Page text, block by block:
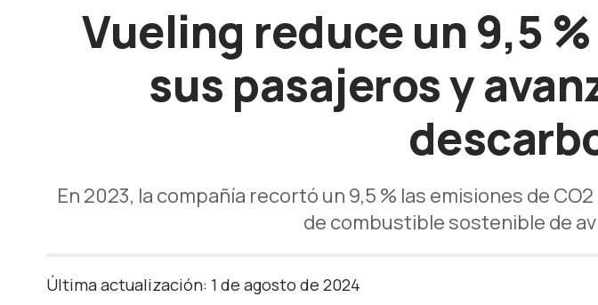
Vueling reduce un 9,5
sus pasajeros y
En 2023, la compañía recortó un 9,5 % las emisiones de
de combustible sostenible de
Última actualización: 1 de agosto de 2024